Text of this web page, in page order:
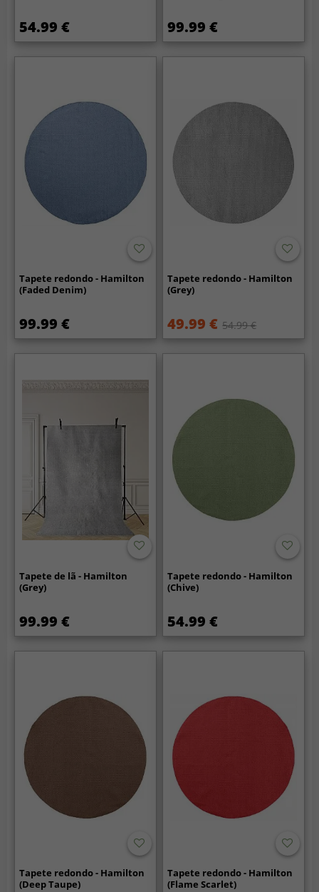
54.99 € 99.99 €
Tapete redondo - Hamilton
(Faded Denim)
99.99 €
Tapete redondo - Hamilton
(Grey)
49.99 € 54.99 €
Tapete de lã - Hamilton
(Grey)
99.99 €
Tapete redondo - Hamilton
(Chive)
54.99 €
Tapete redondo - Hamilton
(Deep Taupe)
Tapete redondo - Hamilton
(Flame Scarlet)